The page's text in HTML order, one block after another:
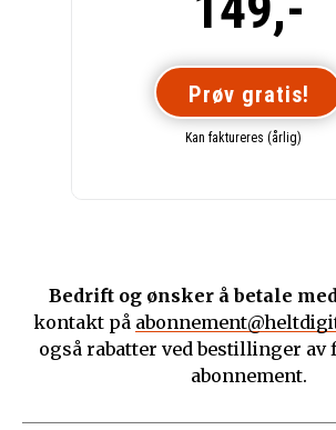
Prøv gratis!
Kan faktureres (årlig)
Bedrift og ønsker å betale
kontakt på
også rabatter ved bestillinger av
abonnement.